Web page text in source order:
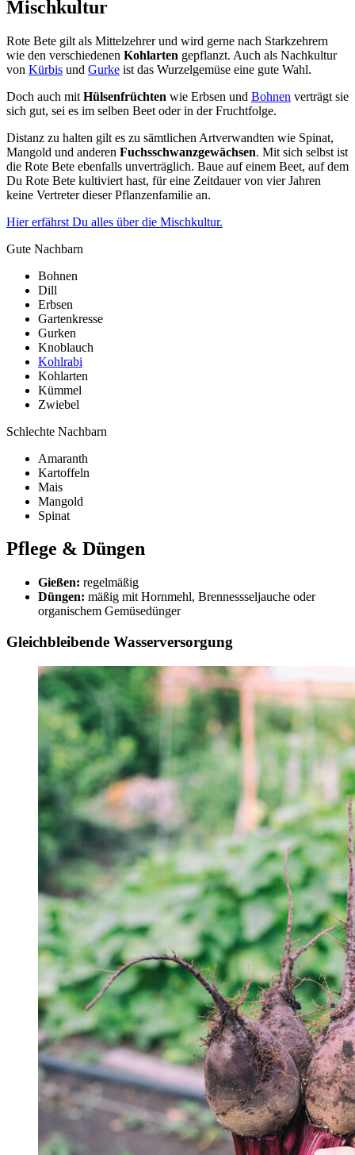
Mischkultur
Rote Bete gilt als Mittelzehrer und wird gerne nach Starkzehrern
wie den verschiedenen Kohlarten gepflanzt. Auch als Nachkultur
von Kürbis und Gurke ist das Wurzelgemüse eine gute Wahl.
Doch auch mit Hülsenfrüchten wie Erbsen und Bohnen verträgt sie
sich gut, sei es im selben Beet oder in der Fruchtfolge.
Distanz zu halten gilt es zu sämtlichen Artverwandten wie Spinat,
Mangold und anderen Fuchsschwanzgewächsen. Mit sich selbst ist
die Rote Bete ebenfalls unverträglich. Baue auf einem Beet, auf dem
Du Rote Bete kultiviert hast, für eine Zeitdauer von vier Jahren
keine Vertreter dieser Pflanzenfamilie an.
Hier erfährst Du alles über die Mischkultur.
Gute Nachbarn
Bohnen
Dill
Erbsen
Gartenkresse
Gurken
Knoblauch
Kohlrabi
Kohlarten
Kümmel
Zwiebel
Schlechte Nachbarn
Amaranth
Kartoffeln
Mais
Mangold
Spinat
Pflege & Düngen
Gießen: regelmäßig
Düngen: mäßig mit Hornmehl, Brennessseljauche oder
organischem Gemüsedünger
Gleichbleibende Wasserversorgung